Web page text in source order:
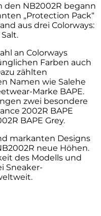
NB2002R begann
„Protection Pack“
aus drei Colorways:
an Colorways
Farben auch
zählten
Namen wie Salehe
Marke BAPE.
zwei besondere
2002R BAPE
BAPE Grey.
markanten Designs
neue Höhen.
des Modells und
Sneaker-